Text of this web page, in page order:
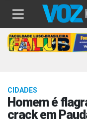
CIDADES
Homem é
crack em